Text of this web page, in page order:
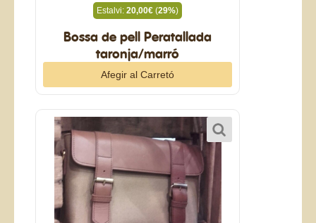
Estalvi: 20,00€ (29%)
Bossa de pell Peratallada
taronja/marró